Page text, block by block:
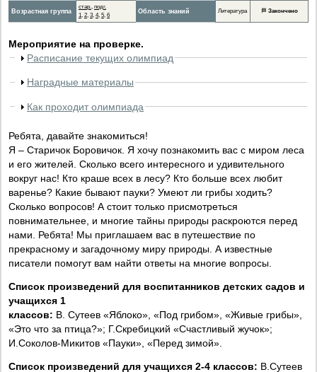
Возрастная группа
стар., подг.
1, 2, 3, 4, 5, 6
Область знаний Литература 🏁 Закончено
Мероприятие на проверке.
Расписание текущих олимпиад
Наградные материалы
Как проходит олимпиада
Ребята, давайте знакомиться!
Я – Старичок Боровичок. Я хочу познакомить вас с миром леса
и его жителей. Сколько всего интересного и удивительного
вокруг нас! Кто краше всех в лесу? Кто больше всех любит
варенье? Какие бывают пауки? Умеют ли грибы ходить?
Сколько вопросов! А стоит только присмотреться
повнимательнее, и многие тайны природы раскроются перед
нами. Ребята! Мы приглашаем вас в путешествие по
прекрасному и загадочному миру природы. А известные
писатели помогут вам найти ответы на многие вопросы.
Список произведений для воспитанников детских садов и
учащихся 1
классов: В. Сутеев «Яблоко», «Под грибом», «Живые грибы»,
«Это что за птица?»; Г.Скребицкий «Счастливый жучок»;
И.Соколов-Микитов «Пауки», «Перед зимой».
Список произведений для учащихся 2-4 классов: В.Сутеев